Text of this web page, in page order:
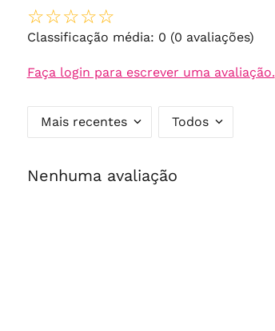
☆☆☆☆☆
Classificação média: 0 (0 avaliações)
Faça login para escrever uma avaliação.
Mais recentes Todos
Nenhuma avaliação